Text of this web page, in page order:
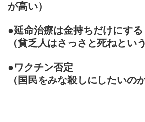
が高い）
●延命治療は金持ちだけにする
（貧乏人はさっさと死ねとい
●ワクチン否定
（国民をみな殺しにしたいのか